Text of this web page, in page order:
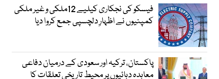
فیسکو کی نجکاری کیلیے 12ملکی و غیر ملکی
کمپنیوں نے اظہارِ دلچسپی جمع کروا دیا
پاکستان، ترکیہ اور سعودی کے درمیان دفاعی
معاہدہ دہائیوں پر محیط تاریخی تعلقات کا